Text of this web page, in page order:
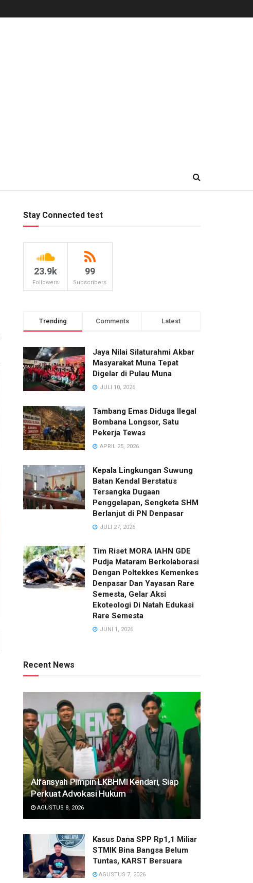
Stay Connected test
23.9k
Followers
99
Subscribers
Trending Comments Latest
Jaya Nilai Silaturahmi Akbar
Masyarakat Muna Tepat
Digelar di Pulau Muna
JULI 10, 2026
Tambang Emas Diduga Ilegal
Bombana Longsor, Satu
Pekerja Tewas
APRIL 25, 2026
Kepala Lingkungan Suwung
Batan Kendal Berstatus
Tersangka Dugaan
Penggelapan, Sengketa SHM
Berlanjut di PN Denpasar
JULI 27, 2026
Tim Riset MORA IAHN GDE
Pudja Mataram Berkolaborasi
Dengan Poltekkes Kemenkes
Denpasar Dan Yayasan Rare
Semesta, Gelar Aksi
Ekoteologi Di Natah Edukasi
Rare Semesta
JUNI 1, 2026
Recent News
Alfansyah Pimpin LKBHMI Kendari, Siap
Perkuat Advokasi Hukum
AGUSTUS 8, 2026
Kasus Dana SPP Rp1,1 Miliar
STMIK Bina Bangsa Belum
Tuntas, KARST Bersuara
AGUSTUS 7, 2026